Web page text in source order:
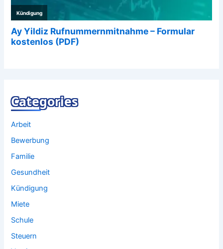
Categories
Arbeit
Bewerbung
Familie
Gesundheit
Kündigung
Miete
Schule
Steuern